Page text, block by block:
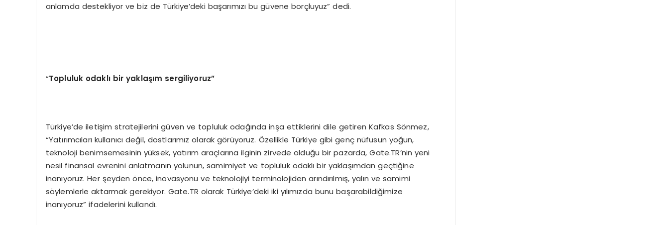
anlamda destekliyor ve biz de Türkiye’deki başarımızı bu güvene borçluyuz” dedi.
“Topluluk odaklı bir yaklaşım sergiliyoruz”
Türkiye’de iletişim stratejilerini güven ve topluluk odağında inşa ettiklerini dile getiren Kafkas Sönmez,
“Yatırımcıları kullanıcı değil, dostlarımız olarak görüyoruz. Özellikle Türkiye gibi genç nüfusun yoğun,
teknoloji benimsemesinin yüksek, yatırım araçlarına ilginin zirvede olduğu bir pazarda, Gate.TR’nin yeni
nesil finansal evrenini anlatmanın yolunun, samimiyet ve topluluk odaklı bir yaklaşımdan geçtiğine
inanıyoruz. Her şeyden önce, inovasyonu ve teknolojiyi terminolojiden arındırılmış, yalın ve samimi
söylemlerle aktarmak gerekiyor. Gate.TR olarak Türkiye’deki iki yılımızda bunu başarabildiğimize
inanıyoruz” ifadelerini kullandı.